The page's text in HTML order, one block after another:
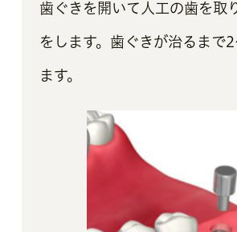
歯ぐきを開いて人工の歯を取
をします。歯ぐきが治るまで
ます。